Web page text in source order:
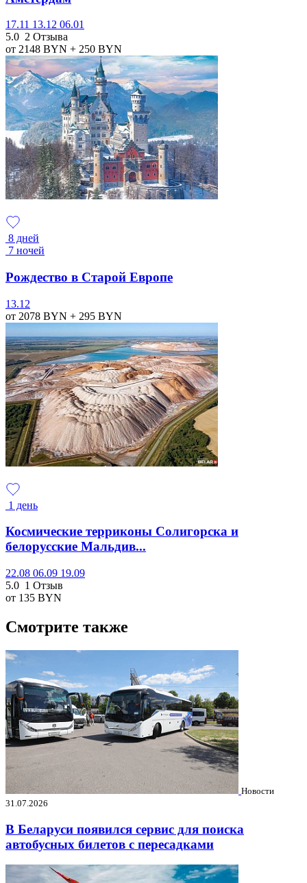
17.11 13.12 06.01
5.0 2 Отзыва
от 2148 BYN + 250 BYN
8 дней
7 ночей
Рождество в Старой Европе
13.12
от 2078 BYN + 295 BYN
1 день
Космические терриконы Солигорска и
белорусские Мальдив...
22.08 06.09 19.09
5.0 1 Отзыв
от 135 BYN
Смотрите также
Новости
31.07.2026
В Беларуси появился сервис для поиска
автобусных билетов с пересадками